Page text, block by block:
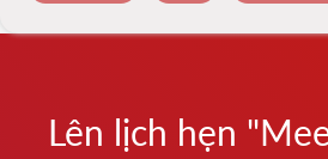
Lên lịch hẹn